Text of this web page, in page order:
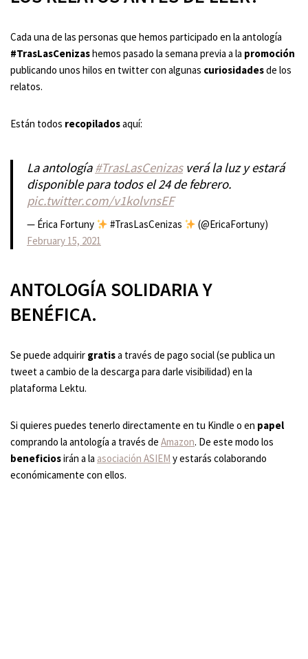
Cada una de las personas que hemos participado en la antología
#TrasLasCenizashemos pasado la semana previa a la promoción
publicando unos hilos en twitter con algunas curiosidadesde los
relatos.
Están todos recopiladosaquí:
La antología#TrasLasCenizasverá la luz y estará
disponible para todos el 24 de febrero.
pic.twitter.com/v1kolvnsEF
— Érica Fortuny #TrasLasCenizas
(@EricaFortuny)
February 15, 2021
ANTOLOGÍA SOLIDARIA Y
BENÉFICA.
Se puede adquirir gratisa través de pago social (se publica un
tweet a cambio de la descarga para darle visibilidad) en la
plataforma Lektu.
Si quieres puedes tenerlo directamente en tu Kindle o en papel
comprando la antología a través de Amazon. De este modo los
beneficiosirán a la asociación ASIEM y estarás colaborando
económicamente con ellos.